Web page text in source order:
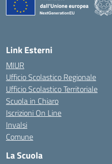
Link Esterni
MIUR
Ufficio Scolastico Regionale
Ufficio Scolastico Territoriale
Scuola in Chiaro
Iscrizioni On Line
Invalsi
Comune
La Scuola